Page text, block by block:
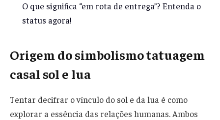
O que significa “em rota de entrega”? Entenda o
status agora!
Origem do simbolismo tatuagem
casal sol e lua
Tentar decifrar o vínculo do sol e da lua é como
explorar a essência das relações humanas. Ambos